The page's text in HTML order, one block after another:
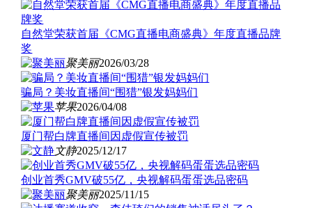
自然堂荣获首届《CMG直播电商盛典》年度直播品牌
奖
聚美丽2026/03/28
骗局？美妆直播间“围猎”银发妈妈们
苹果2026/04/08
厦门帮白牌直播间因虚假宣传被罚
文静2025/12/17
创业首秀GMV破55亿，央视解码蛋蛋选品密码
聚美丽2025/11/15